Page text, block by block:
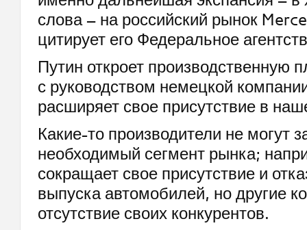
слова – на российский рынок
цитирует его Федеральное
Путин откроет производственную
с руководством немецкой
расширяет свое присутствие в
Какие-то производители не могут
необходимый сегмент рынка;
сокращает свое присутствие и
выпуска автомобилей, но другие
отсутствие своих конкурентов.